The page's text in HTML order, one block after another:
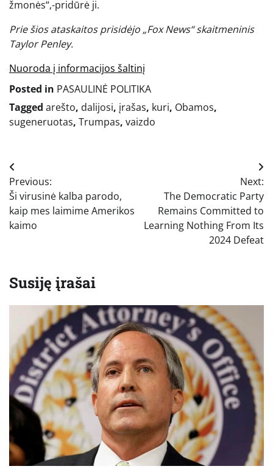
žmonės“,-pridūrė ji.
Prie šios ataskaitos prisidėjo „Fox News“ skaitmeninis
Taylor Penley.
Nuoroda į informacijos šaltinį
Posted in PASAULINĖ POLITIKA
Tagged arešto, dalijosi, įrašas, kuri, Obamos,
sugeneruotas, Trumpas, vaizdo
Navigacija
tarp
įrašų
Previous:
Ši virusinė kalba parodo,
kaip mes laimime Amerikos
kaimo
Next:
The Democratic Party
Remains Committed to
Learning Nothing From Its
2024 Defeat
Susiję įrašai